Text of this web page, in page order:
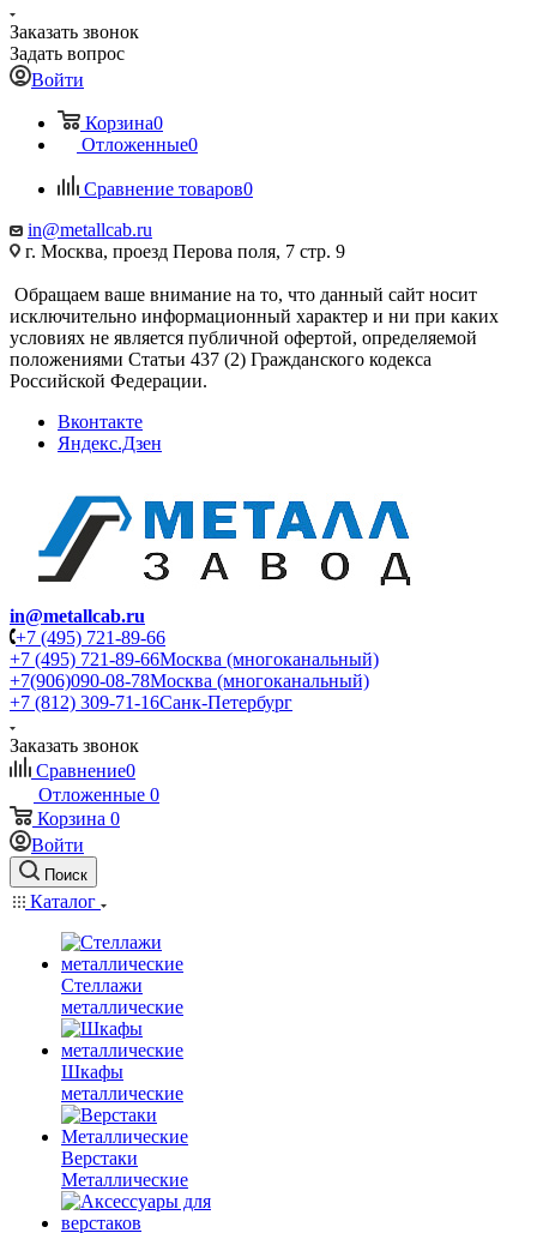
Заказать звонок
Задать вопрос
Войти
Корзина0
Отложенные0
Сравнение товаров0
in@metallcab.ru
г. Москва, проезд Перова поля, 7 стр. 9
Обращаем ваше внимание на то, что данный сайт носит
исключительно информационный характер и ни при каких
условиях не является публичной офертой, определяемой
положениями Статьи 437 (2) Гражданского кодекса
Российской Федерации.
Вконтакте
Яндекс.Дзен
in@metallcab.ru
+7 (495) 721-89-66
+7 (495) 721-89-66Москва (многоканальный)
+7(906)090-08-78Москва (многоканальный)
+7 (812) 309-71-16Санк-Петербург
Заказать звонок
Сравнение0
Отложенные 0
Корзина 0
Войти
Поиск
Каталог
Стеллажи
металлические
Шкафы
металлические
Верстаки
Металлические